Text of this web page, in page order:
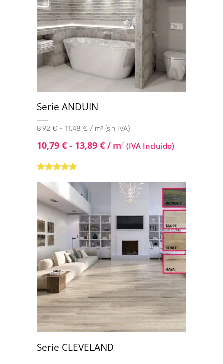
Serie ANDUIN
8,92 € - 11,48 € / m² (sin IVA)
10,79 € - 13,89 € / m2 (IVA Incluido)
con
de
Serie CLEVELAND